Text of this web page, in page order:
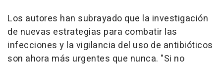
Los autores han subrayado que la investigación
de nuevas estrategias para combatir las
infecciones y la vigilancia del uso de antibióticos
son ahora más urgentes que nunca. "Si no